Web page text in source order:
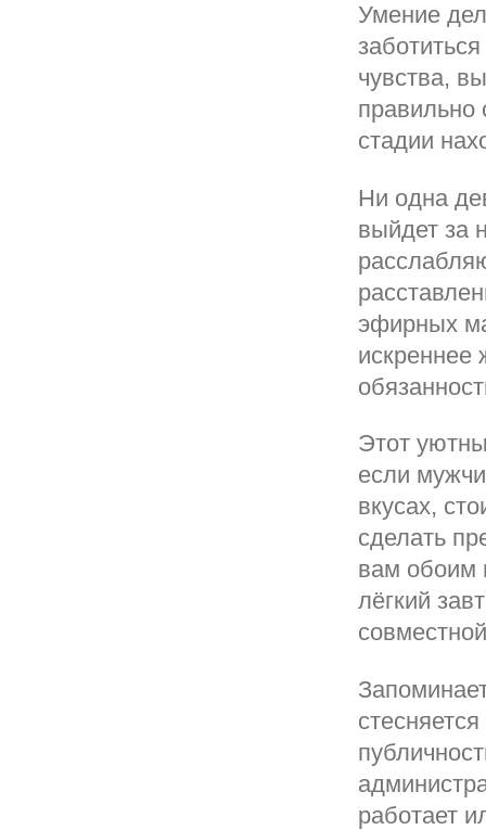
Умение
чувства,
правильно
стадии
Ни одна
выйдет за
эфирных
Этот
если
вкусах,
сделать
вам обоим
лёгкий
работает